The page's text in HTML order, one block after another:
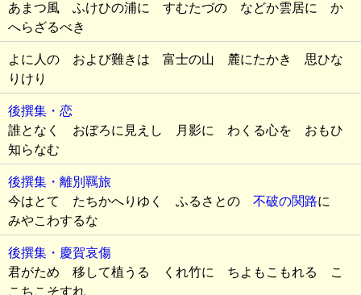
あまつ風 ふけひの浦に すむたづの などか雲居に か
へらざるべき
よに人の および難きは 富士の山 麓にたかき 思ひな
りけり
後撰集・恋
誰となく おぼろに見えし 月影に わくる心を おもひ
知らなむ
後撰集・離別羈旅
今はとて たちかへりゆく ふるさとの 不破の関路に
みやこわするな
後撰集・慶賀哀傷
君がため 移して植うる くれ竹に ちよもこもれる こ
こちこそすれ